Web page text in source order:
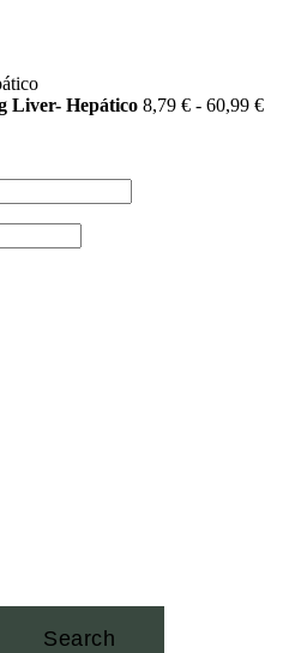
Liver- Hepático 8,79 € - 60,99 €
Search